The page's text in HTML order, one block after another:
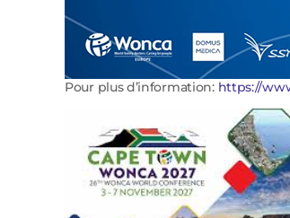
Pour plus d’information: https://